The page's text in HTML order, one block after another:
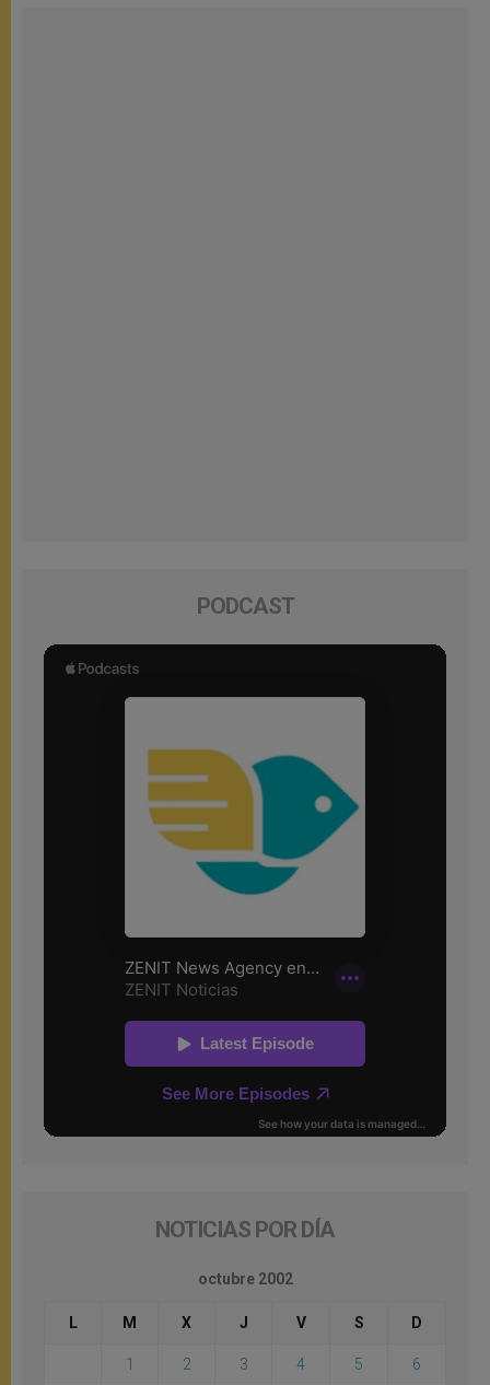
PODCAST
NOTICIAS POR DÍA
octubre 2002
L M X J V S D
1 2 3 4 5 6